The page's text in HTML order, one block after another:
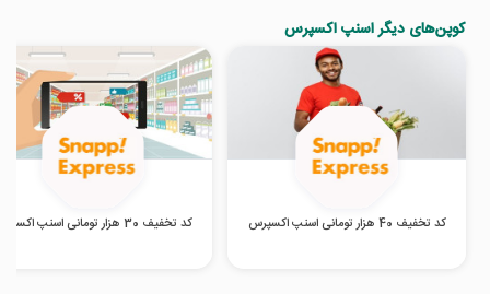
کوپن‌های دیگر اسنپ اکسپرس
کد تخفیف 40 هزار تومانی اسنپ اکسپرس کد تخفیف 30 هزار تومانی اسنپ اکسپرس